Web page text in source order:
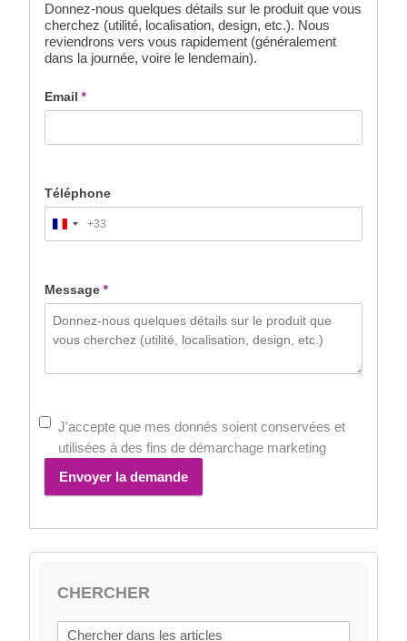
Donnez-nous quelques détails sur le produit que vous
cherchez (utilité, localisation, design, etc.). Nous
reviendrons vers vous rapidement (généralement
dans la journée, voire le lendemain).
Email *
Téléphone
France
+33
+33
Message*
J'accepte que mes donnés soient conservées et
utilisées à des fins de démarchage marketing
Envoyer la demande
CHERCHER